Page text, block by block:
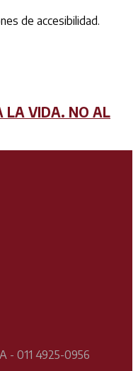
de accesibilidad.
LA VIDA. NO AL
- 011 4925-0956